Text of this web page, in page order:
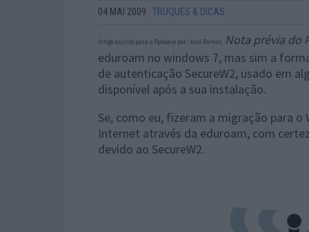
04 MAI 2009 · TRUQUES & DICAS
Artigo escrito para o Pplware por: José Ramos Nota prévia do
eduroam no windows 7, mas sim a
de autenticação SecureW2, usado em
disponível após a sua instalação.
Se, como eu, fizeram a migração para
Internet através da eduroam, com
devido ao SecureW2.